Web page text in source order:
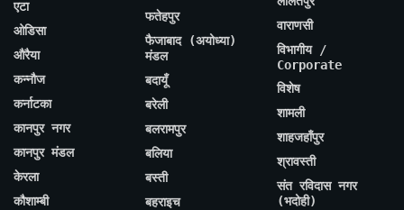
एटा
ओडिसा
औरैया
कन्नौज
कर्नाटका
कानपुर नगर
कानपुर मंडल
केरला
कौशाम्बी
फतेहपुर
फैजाबाद (अयोध्या)
मंडल
बदायूँ
बरेली
बलरामपुर
बलिया
बस्ती
बहराइच
वाराणसी
विभागीय /
Corporate
विशेष
शामली
शाहजहाँपुर
श्रावस्ती
संत रविदास नगर
(भदोही)